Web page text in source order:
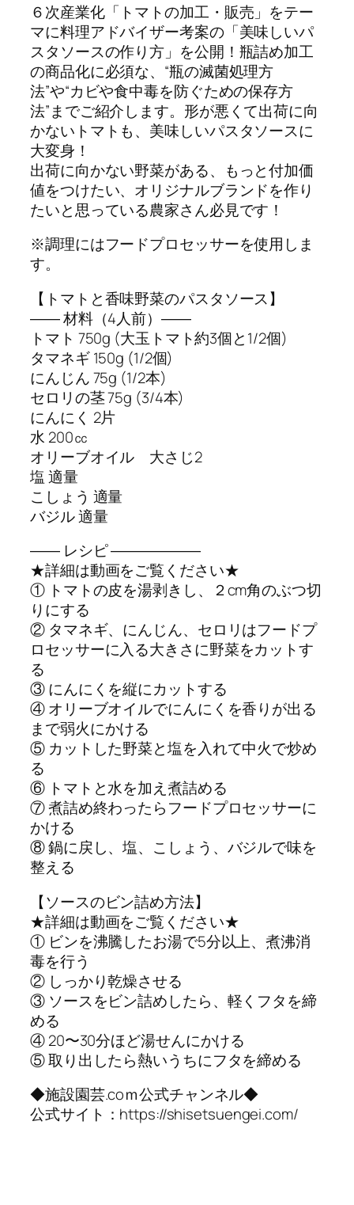
６次産業化「トマトの加工・販売」をテー
マに料理アドバイザー考案の「美味しいパ
スタソースの作り方」を公開！瓶詰め加工
の商品化に必須な、“瓶の滅菌処理方
法”や“カビや食中毒を防ぐための保存方
法”までご紹介します。形が悪くて出荷に向
かないトマトも、美味しいパスタソースに
大変身！
出荷に向かない野菜がある、もっと付加価
値をつけたい、オリジナルブランドを作り
たいと思っている農家さん必見です！
※調理にはフードプロセッサーを使用しま
す。
【トマトと香味野菜のパスタソース】
―― 材料（4人前）――
トマト 750g (大玉トマト約3個と1/2個)
タマネギ 150g (1/2個)
にんじん 75g (1/2本)
セロリの茎 75g (3/4本)
にんにく 2片
水 200㏄
オリーブオイル 大さじ2
塩 適量
こしょう 適量
バジル 適量
―― レシピ ――――――
★詳細は動画をご覧ください★
① トマトの皮を湯剥きし、２cm角のぶつ切
りにする
② タマネギ、にんじん、セロリはフードプ
ロセッサーに入る大きさに野菜をカットす
る
③ にんにくを縦にカットする
④ オリーブオイルでにんにくを香りが出る
まで弱火にかける
⑤ カットした野菜と塩を入れて中火で炒め
る
⑥ トマトと水を加え煮詰める
⑦ 煮詰め終わったらフードプロセッサーに
かける
⑧ 鍋に戻し、塩、こしょう、バジルで味を
整える
【ソースのビン詰め方法】
★詳細は動画をご覧ください★
① ビンを沸騰したお湯で5分以上、煮沸消
毒を行う
② しっかり乾燥させる
③ ソースをビン詰めしたら、軽くフタを締
める
④ 20〜30分ほど湯せんにかける
⑤ 取り出したら熱いうちにフタを締める
◆施設園芸.coｍ公式チャンネル◆
公式サイト：https://shisetsuengei.com/